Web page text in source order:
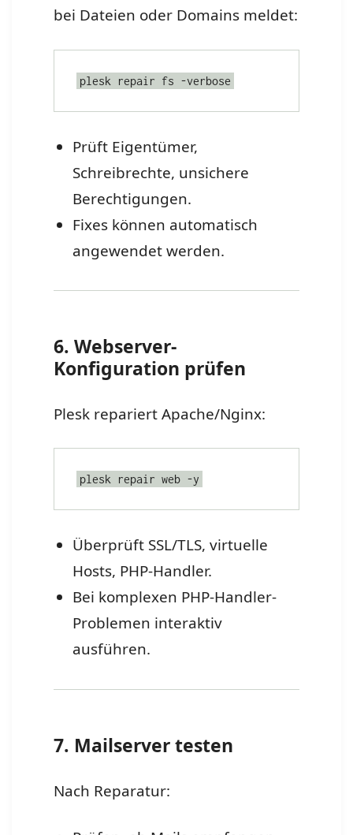
bei Dateien oder Domains meldet:
plesk repair fs -verbose
Prüft Eigentümer,
Schreibrechte, unsichere
Berechtigungen.
Fixes können automatisch
angewendet werden.
6. Webserver-
Konfiguration prüfen
Plesk repariert Apache/Nginx:
plesk repair web -y
Überprüft SSL/TLS, virtuelle
Hosts, PHP-Handler.
Bei komplexen PHP-Handler-
Problemen interaktiv
ausführen.
7. Mailserver testen
Nach Reparatur: